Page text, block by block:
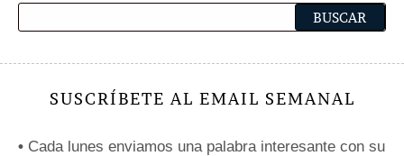
SUSCRÍBETE AL EMAIL SEMANAL
• Cada lunes enviamos una palabra interesante con su